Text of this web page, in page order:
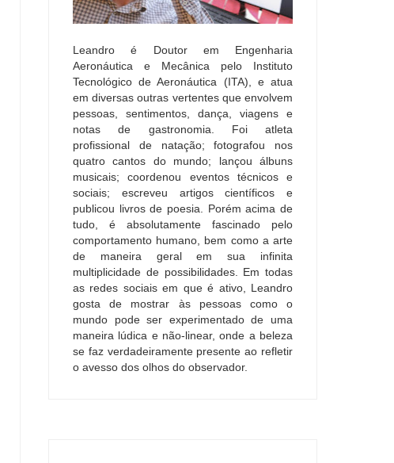
Leandro é Doutor em Engenharia
Aeronáutica e Mecânica pelo Instituto
Tecnológico de Aeronáutica (ITA), e atua
em diversas outras vertentes que envolvem
pessoas, sentimentos, dança, viagens e
notas de gastronomia. Foi atleta
profissional de natação; fotografou nos
quatro cantos do mundo; lançou álbuns
musicais; coordenou eventos técnicos e
sociais; escreveu artigos científicos e
publicou livros de poesia. Porém acima de
tudo, é absolutamente fascinado pelo
comportamento humano, bem como a arte
de maneira geral em sua infinita
multiplicidade de possibilidades. Em todas
as redes sociais em que é ativo, Leandro
gosta de mostrar às pessoas como o
mundo pode ser experimentado de uma
maneira lúdica e não-linear, onde a beleza
se faz verdadeiramente presente ao refletir
o avesso dos olhos do observador.